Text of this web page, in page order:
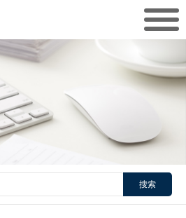
搜索